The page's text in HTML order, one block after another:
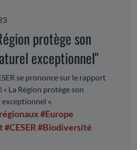
protège son
exceptionnel"
se prononce sur le rapport
La Région protège son
».
#Europe
#CESER#Biodiversité